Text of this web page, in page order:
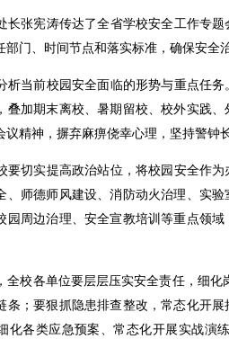
长张宪涛传达了全省学校安全工作专
部门、时间节点和落实标准，确保安全
析当前校园安全面临的形势与重点任
叠加期末离校、暑期留校、校外实践
议精神，摒弃麻痹侥幸心理，坚持警钟
要切实提高政治站位，将校园安全作
、师德师风建设、消防动火治理、实
园周边治理、安全宣教培训等重点领
全校各单位要层层压实安全责任，细化
条；要狠抓隐患排查整改，常态化开
化各类应急预案、常态化开展实战演